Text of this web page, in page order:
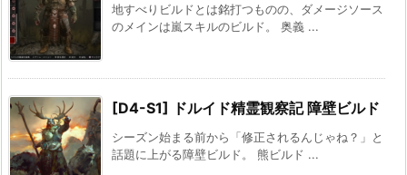
地すべりビルドとは銘打つものの、ダメージソース
のメインは嵐スキルのビルド。 奥義 ...
[D4-S1] ドルイド精霊観察記 障壁ビルド
シーズン始まる前から「修正されるんじゃね？」と
話題に上がる障壁ビルド。 熊ビルド ...